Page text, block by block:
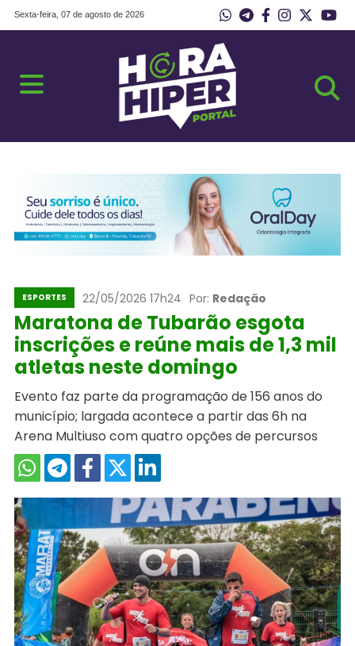
Sexta-feira, 07 de agosto de 2026
ESPORTES 22/05/2026 17h24 Por: Redação
Maratona de Tubarão esgota
inscrições e reúne mais de 1,3 mil
atletas neste domingo
Evento faz parte da programação de 156 anos do
município; largada acontece a partir das 6h na
Arena Multiuso com quatro opções de percursos